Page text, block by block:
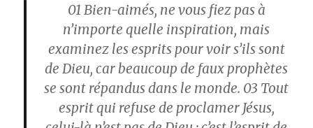
01 Bien-aimés, ne vous fiez pas à
n’importe quelle inspiration, mais
examinez les esprits pour voir s’ils sont
de Dieu, car beaucoup de faux prophètes
se sont répandus dans le monde. 03 Tout
esprit qui refuse de proclamer Jésus,